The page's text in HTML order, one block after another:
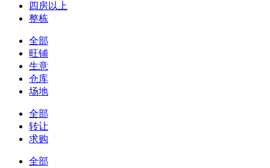
四房以上
整栋
全部
旺铺
生意
仓库
场地
全部
转让
求购
全部